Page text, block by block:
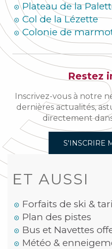
Plateau de la
Col de la Lézette
Colonie de
Restez
Inscrivez-vous à notre
dernières actualités,
directement
S'INSCRIRE
ET AUSSI
Forfaits de ski &
Plan des pistes
Bus et Navettes
Météo &